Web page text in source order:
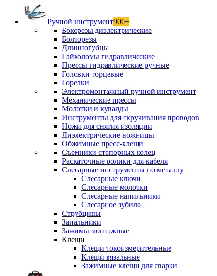
Ручной инструмент900+
Бокорезы диэлектрические
Болторезы
Длинногубцы
Гайколомы гидравлические
Прессы гидравлические ручные
Головки торцевые
Горелки
Электромонтажный ручной инструмент
Механические прессы
Молотки и кувалды
Инструменты для скручивания проводов
Ножи для снятия изоляции
Диэлектрические ножницы
Обжимные пресс-клещи
Съемники стопорных колец
Раскаточные ролики для кабеля
Слесарные инструменты по металлу
Слесарные ключи
Слесарные молотки
Слесарные напильники
Слесарное зубило
Струбцины
Запальники
Зажимы монтажные
Клещи
Клещи токоизмерительные
Клещи вязальные
Зажимные клещи для сварки